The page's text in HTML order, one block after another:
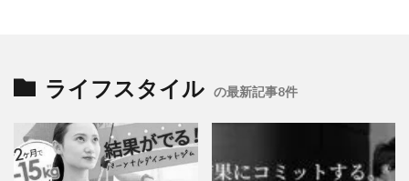
ライフスタイル の最新記事8件